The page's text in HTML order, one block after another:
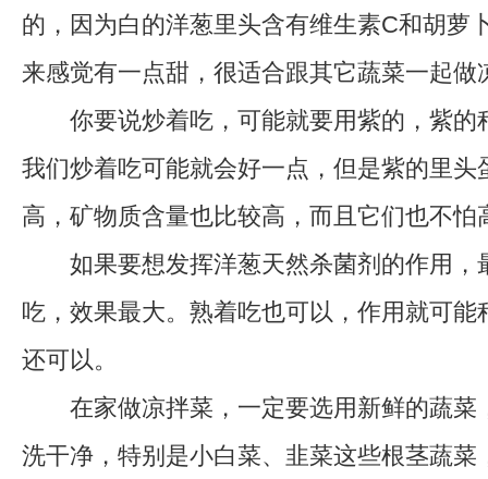
的，因为白的洋葱里头含有维生素C和胡萝
来感觉有一点甜，很适合跟其它蔬菜一起做
你要说炒着吃，可能就要用紫的，紫的
我们炒着吃可能就会好一点，但是紫的里头
高，矿物质含量也比较高，而且它们也不怕
如果要想发挥洋葱天然杀菌剂的作用，
吃，效果最大。熟着吃也可以，作用就可能
还可以。
在家做凉拌菜，一定要选用新鲜的蔬菜
洗干净，特别是小白菜、韭菜这些根茎蔬菜